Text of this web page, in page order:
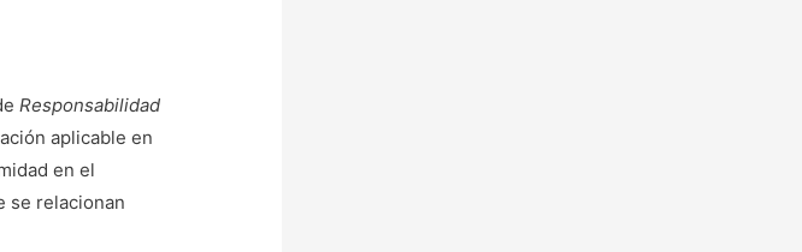
Responsabilidad
aplicable en
en el
se relacionan